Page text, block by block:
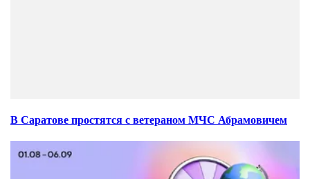
В Саратове простятся с ветераном МЧС Абрамовичем